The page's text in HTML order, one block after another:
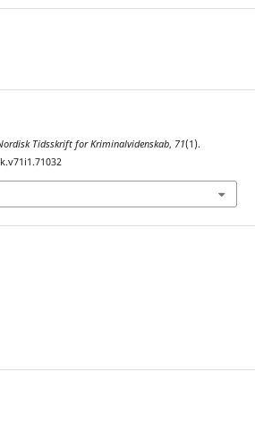
Tidsskrift for Kriminalvidenskab, 71(1).